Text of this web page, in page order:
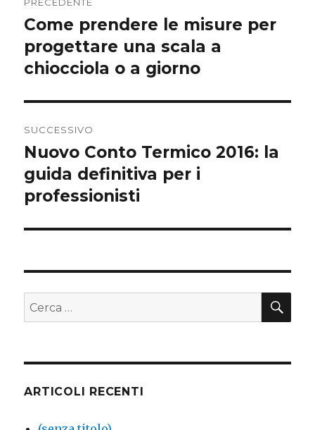
articoli
Articolo
precedente:
Come prendere le misure per
progettare una scala a
chiocciola o a giorno
SUCCESSIVO
Articolo
successivo:
Nuovo Conto Termico 2016: la
guida definitiva per i
professionisti
Cerca:
ARTICOLI RECENTI